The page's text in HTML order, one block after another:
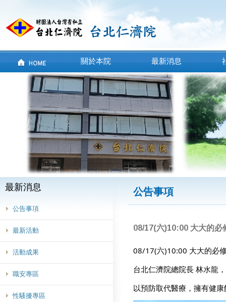
關於本院 最新消息
最新消息
公告事項
最新活動
活動成果
職安專區
性騷擾專區
公告事項
08/17(六)10:00 大大的必
08/17(六)10:00 大大的必
台北仁濟院總院長 林水龍
以預防取代醫療，擁有健